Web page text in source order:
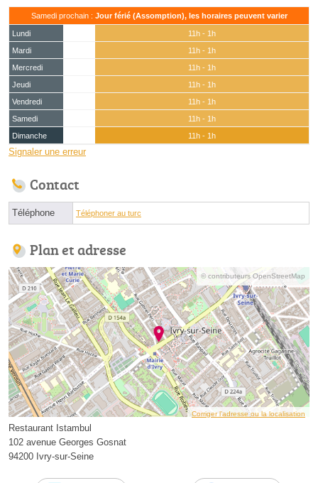
Samedi prochain : Jour férié (Assomption), les horaires peuvent varier
Lundi
11h - 1h
Mardi
11h - 1h
Mercredi
11h - 1h
Jeudi
11h - 1h
Vendredi
11h - 1h
Samedi
11h - 1h
Dimanche
11h - 1h
Signaler une erreur
Contact
Téléphone Téléphoner au turc
Plan et adresse
© contributeurs OpenStreetMap
Corriger l’adresse ou la localisation
Restaurant Istambul
102 avenue Georges Gosnat
94200 Ivry-sur-Seine